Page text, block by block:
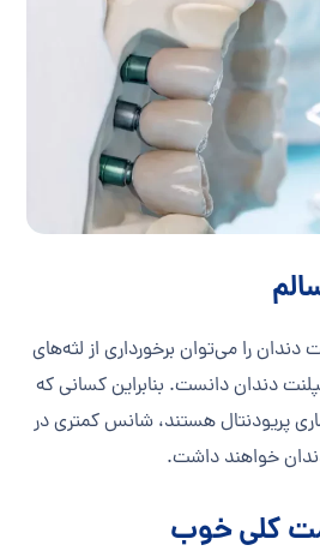
دندان را می‌توان برخورداری از لثه‌های
دندان دانست. بنابراین کسانی که
پریودنتال هستند، شانس کمتری در
خواهند داشت.
کلی خوب